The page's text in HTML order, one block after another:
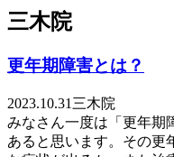
三木院
更年期障害とは？
2023.10.31 三木院
みなさん一度は「更年期
あると思います。その更